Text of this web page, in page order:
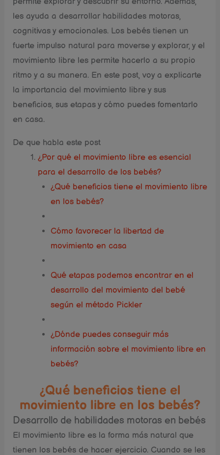
les ayuda a desarrollar habilidades motoras,
cognitivas y emocionales. Los bebés tienen un
fuerte impulso natural para moverse y explorar, y el
movimiento libre les permite hacerlo a su propio
ritmo y a su manera. En este post, voy a explicarte
la importancia del movimiento libre y sus
beneficios, sus etapas y cómo puedes fomentarlo
en casa.
De que habla este post
¿Por qué el movimiento libre es esencial
para el desarrollo de los bebés?
¿Qué beneficios tiene el movimiento libre
en los bebés?
Cómo favorecer la libertad de
movimiento en casa
Qué etapas podemos encontrar en el
desarrollo del movimiento del bebé
según el método Pickler
¿Dónde puedes conseguir más
información sobre el movimiento libre en
bebés?
¿Qué beneficios tiene el
movimiento libre en los bebés?
Desarrollo de habilidades motoras en bebés
El movimiento libre es la forma más natural que
tienen los bebés de hacer ejercicio. Cuando se les